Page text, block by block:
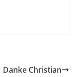
Danke Christian